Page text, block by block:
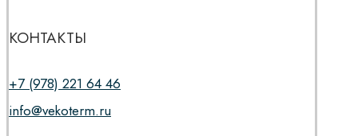
КОНТАКТЫ
+7 (978) 221 64 46
info@vekoterm.ru